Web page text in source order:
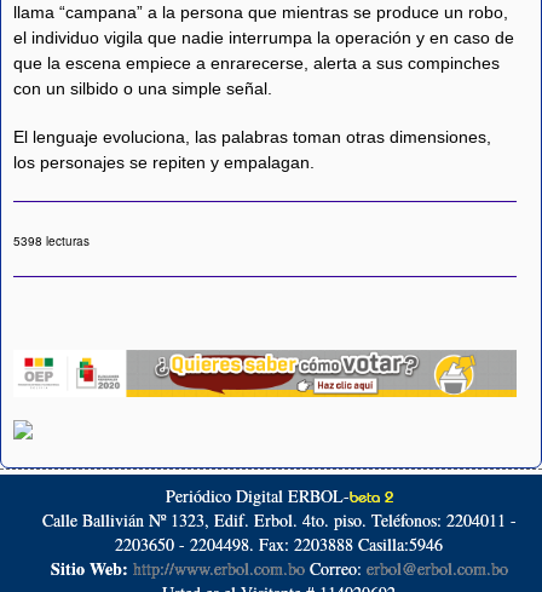
llama “campana” a la persona que mientras se produce un robo,
el individuo vigila que nadie interrumpa la operación y en caso de
que la escena empiece a enrarecerse, alerta a sus compinches
con un silbido o una simple señal.
El lenguaje evoluciona, las palabras toman otras dimensiones,
los personajes se repiten y empalagan.
5398 lecturas
Periódico Digital ERBOL-beta 2
Calle Ballivián Nº 1323, Edif. Erbol. 4to. piso. Teléfonos: 2204011 -
2203650 - 2204498. Fax: 2203888 Casilla:5946
Sitio Web: http://www.erbol.com.boCorreo: erbol@erbol.com.bo